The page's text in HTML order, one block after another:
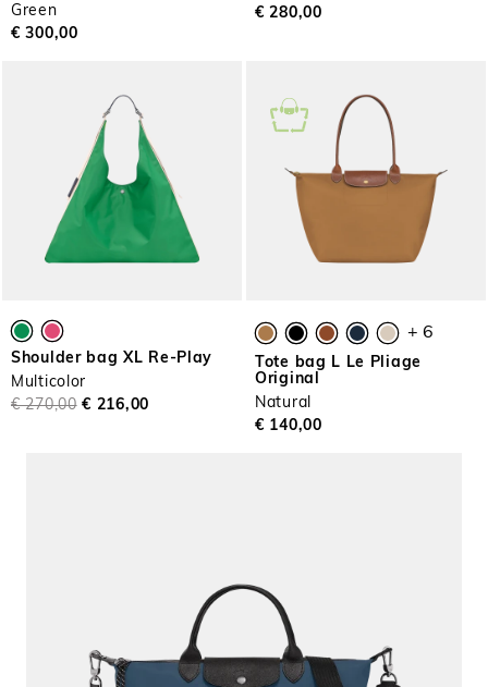
Green
€ 300,00
€ 280,00
Shoulder bag XL Re-Play
Multicolor
€ 270,00 € 216,00
+ 6
Tote bag L Le Pliage
Original
Natural
€ 140,00